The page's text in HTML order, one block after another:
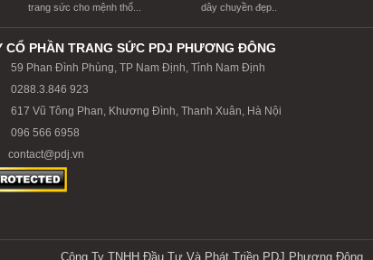
trang sức cho mệnh thổ... dây chuyền đẹp..
CỔ PHẦN TRANG SỨC PDJ PHƯƠNG ĐÔNG
59 Phan Đình Phùng, TP Nam Định, Tỉnh Nam Định
0288.3.846 923
617 Vũ Tông Phan, Khương Đình, Thanh Xuân, Hà Nội
096 566 6958
contact@pdj.vn
Công Ty TNHH Đầu Tư Và Phát Triền PDJ Phương Đông